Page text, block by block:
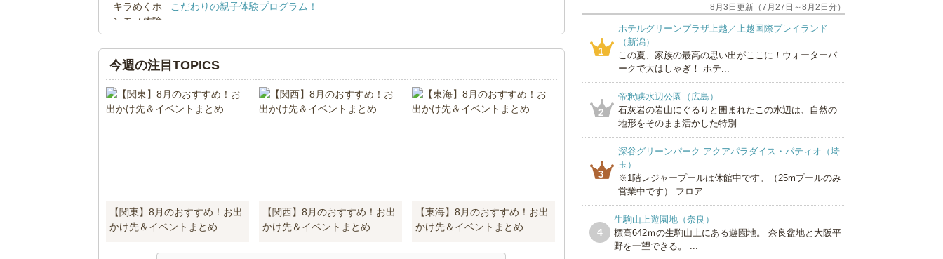
こだわりの親子体験プログラム！
今週の注目TOPICS
【関東】8月のおすすめ！お出
かけ先＆イベントまとめ
【関西】8月のおすすめ！お出
かけ先＆イベントまとめ
【東海】8月のおすすめ！お出
かけ先＆イベントまとめ
8月3日更新（7月27日～8月2日分）
1
ホテルグリーンプラザ上越／上越国際プレイランド
（新潟）
この夏、家族の最高の思い出がここに！ウォーターパ
ークで大はしゃぎ！ ホテ...
2
帝釈峡水辺公園（広島）
石灰岩の岩山にぐるりと囲まれたこの水辺は、自然の
地形をそのまま活かした特別...
3
深谷グリーンパーク アクアパラダイス・パティオ（埼
玉）
※1階レジャープールは休館中です。（25mプールのみ
営業中です） フロア...
4
生駒山上遊園地（奈良）
標高642ｍの生駒山上にある遊園地。 奈良盆地と大阪平
野を一望できる。 ...